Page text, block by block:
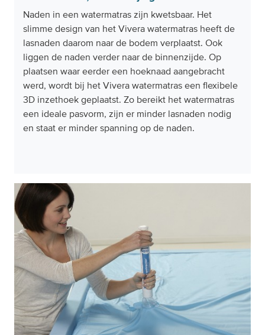
Naden in een watermatras zijn kwetsbaar. Het
slimme design van het Vivera watermatras heeft de
lasnaden daarom naar de bodem verplaatst. Ook
liggen de naden verder naar de binnenzijde. Op
plaatsen waar eerder een hoeknaad aangebracht
werd, wordt bij het Vivera watermatras een flexibele
3D inzethoek geplaatst. Zo bereikt het watermatras
een ideale pasvorm, zijn er minder lasnaden nodig
en staat er minder spanning op de naden.